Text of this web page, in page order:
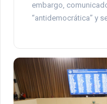
embargo,
“antidemocrática” y